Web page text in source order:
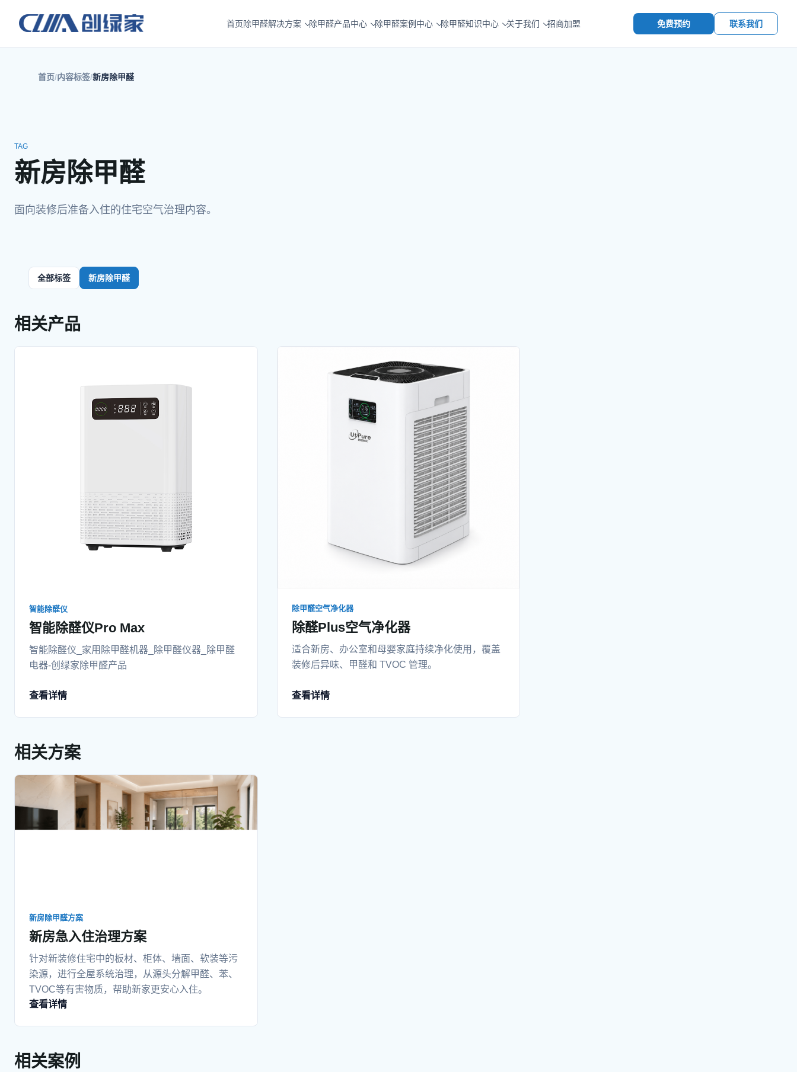
首页除甲醛解决方案 除甲醛产品中心 除甲醛案例中心 除甲醛知识中心 关于我们 招商加盟 免费预约 联系我们
首页 内容标签 新房除甲醛
TAG
新房除甲醛
面向装修后准备入住的住宅空气治理内容。
全部标签 新房除甲醛
相关产品
智能除醛仪
智能除醛仪Pro Max
智能除醛仪_家用除甲醛机器_除甲醛仪器_除甲醛
电器-创绿家除甲醛产品
查看详情
除甲醛空气净化器
除醛Plus空气净化器
适合新房、办公室和母婴家庭持续净化使用，覆盖
装修后异味、甲醛和 TVOC 管理。
查看详情
相关方案
新房除甲醛方案
新房急入住治理方案
针对新装修住宅中的板材、柜体、墙面、软装等污
染源，进行全屋系统治理，从源头分解甲醛、苯、
TVOC等有害物质，帮助新家更安心入住。
查看详情
相关案例